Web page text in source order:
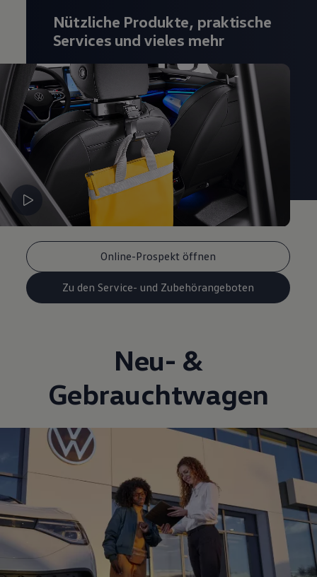
Online-Prospekt öffnen
Zu den Service- und Zubehörangeboten
Nützliche Produkte, praktische
Services und vieles mehr
Neu- &
Gebrauchtwagen